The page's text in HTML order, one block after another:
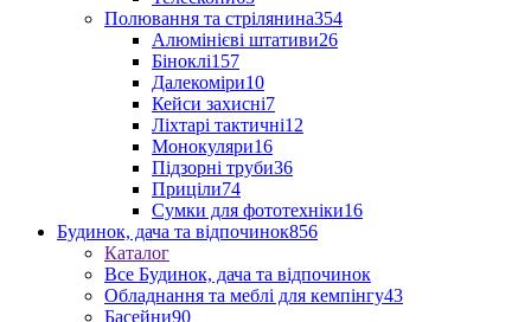
Полювання та стрілянина354
Алюмінієві штативи26
Біноклі157
Далекоміри10
Кейси захисні7
Ліхтарі тактичні12
Монокуляри16
Підзорні труби36
Приціли74
Сумки для фототехніки16
Будинок, дача та відпочинок856
Каталог
Все Будинок, дача та відпочинок
Обладнання та меблі для кемпінгу43
Басейни90